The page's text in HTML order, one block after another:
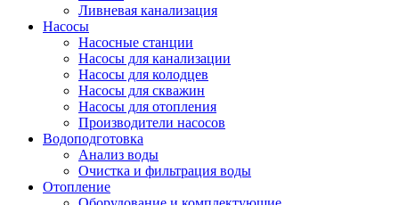
Ливневая канализация
Насосы
Насосные станции
Насосы для канализации
Насосы для колодцев
Насосы для скважин
Насосы для отопления
Производители насосов
Водоподготовка
Анализ воды
Очистка и фильтрация воды
Отопление